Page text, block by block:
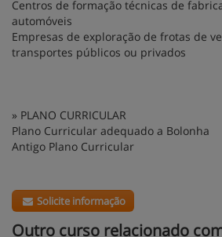
Centros de formação técnicas de
automóveis
Empresas de exploração de frotas de
transportes públicos ou privados
» PLANO CURRICULAR
Plano Curricular adequado a Bolonha
Antigo Plano Curricular
Solicite informação
Outro curso relacionado